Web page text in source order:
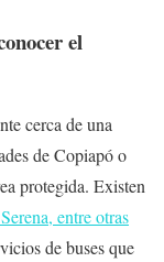
el
cerca de una
de Copiapó o
protegida. Existen
entre otras
de buses que